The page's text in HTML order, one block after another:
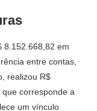
8.152.668,82 em
entre contas,
realizou R$
corresponde a
um vínculo